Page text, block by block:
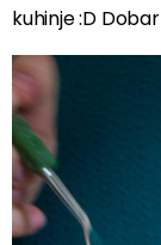
kuhinje :D